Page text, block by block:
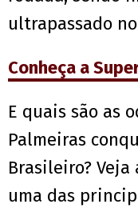
ultrapassado
Conheça a
E quais são as
Palmeiras
Brasileiro?
uma das